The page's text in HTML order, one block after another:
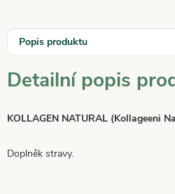
Popis produktu
Detailní popis
KOLLAGEN NATURAL (Kollageeni
Doplněk stravy.